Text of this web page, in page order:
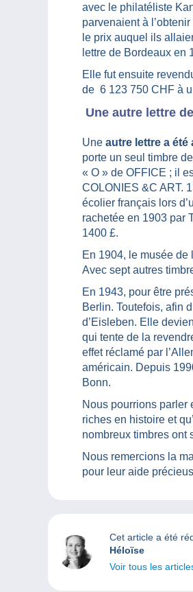
avec le philatéliste
parvenaient à
le prix auquel ils
lettre de Bordeaux en
Elle fut ensuite
de 6 123 750 CHF à
Une autre lettre
Une autre lettre a
porte un seul timbre
« O » de OFFICE ; il
COLONIES &C ART.
écolier français lors
rachetée en 1903 par
1400 £.
En 1904, le musée de
Avec sept autres
En 1943, pour être
Berlin. Toutefois, afin
d’Eisleben. Elle
qui tente de la
effet réclamé par
américain. Depuis
Bonn.
Nous pourrions parler
riches en histoire et
nombreux timbres ont
Nous remercions la
pour leur aide
Cet article a été
Héloïse
Voir tous les